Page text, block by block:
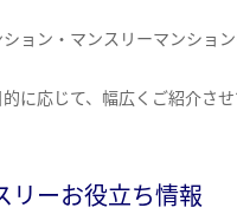
ョン・マンスリーマンショ
に応じて、幅広くご紹介させ
リーお役立ち情報